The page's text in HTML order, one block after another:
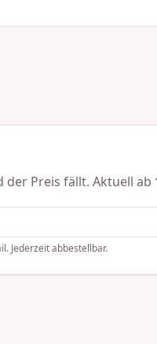
der Preis fällt. Aktuell ab
Jederzeit abbestellbar.